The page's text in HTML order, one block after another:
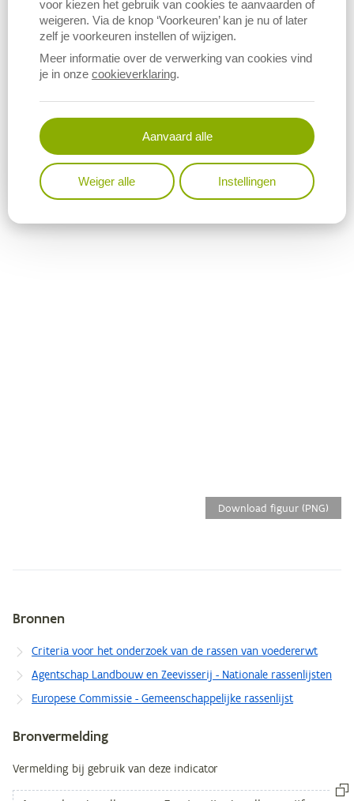
Download figuur (PNG)
Download figuur (PNG)
Metagegevens
Bronnen
Criteria voor het onderzoek van de rassen van voedererwt
Agentschap Landbouw en Zeevisserij - Nationale rassenlijsten
Europese Commissie - Gemeenschappelijke rassenlijst
Bronvermelding
Vermelding bij gebruik van deze indicator
voor kiezen het gebruik van cookies te aanvaarden of
weigeren. Via de knop ‘Voorkeuren’ kan je nu of later
zelf je voorkeuren instellen of wijzigen.
Meer informatie over de verwerking van cookies vind
je in onze cookieverklaring.
Aanvaard alle
Weiger alle Instellingen